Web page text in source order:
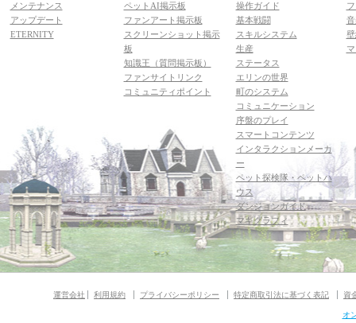
メンテナンス
アップデート
ETERNITY
ペットAI掲示板
ファンアート掲示板
スクリーンショット掲示
板
知識王（質問掲示板）
ファンサイトリンク
コミュニティポイント
操作ガイド
基本戦闘
スキルシステム
生産
ステータス
エリンの世界
町のシステム
コミュニケーション
序盤のプレイ
スマートコンテンツ
インタラクションメーカ
ー
ペット探検隊・ペットハ
ウス
ダンジョンガイド
マギグラフィ
運営会社 利用規約 プライバシーポリシー 特定商取引法に基づく表記 資
オ